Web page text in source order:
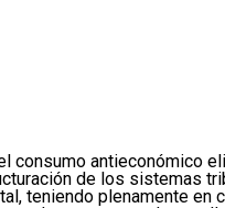
antieconómico
de los sistemas
teniendo plenamente en